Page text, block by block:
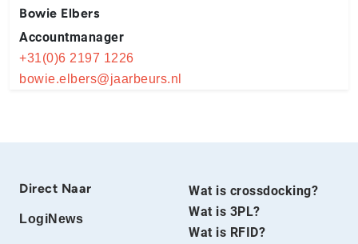
Bowie Elbers
Accountmanager
+31(0)6 2197 1226
bowie.elbers@jaarbeurs.nl
Direct Naar
LogiNews
Wat is crossdocking?
Wat is 3PL?
Wat is RFID?